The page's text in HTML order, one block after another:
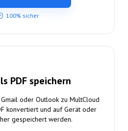
100% sicher
PDF speichern
oder Outlook zu MultCloud
konvertiert und auf Gerät oder
gespeichert werden.